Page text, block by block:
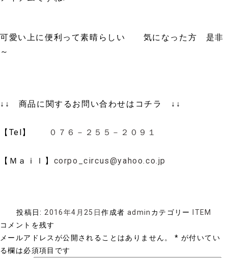
可愛い上に便利って素晴らしい 気になった方 是非
～
↓↓ 商品に関するお問い合わせはコチラ ↓↓
【Tel】 ０７６－２５５－２０９１
【Ｍａｉｌ】 corpo_circus@yahoo.co.jp
投稿日: 2016年4月25日作成者 admin カテゴリーITEM
コメントを残す
メールアドレスが公開されることはありません。
* が付いてい
る欄は必須項目です